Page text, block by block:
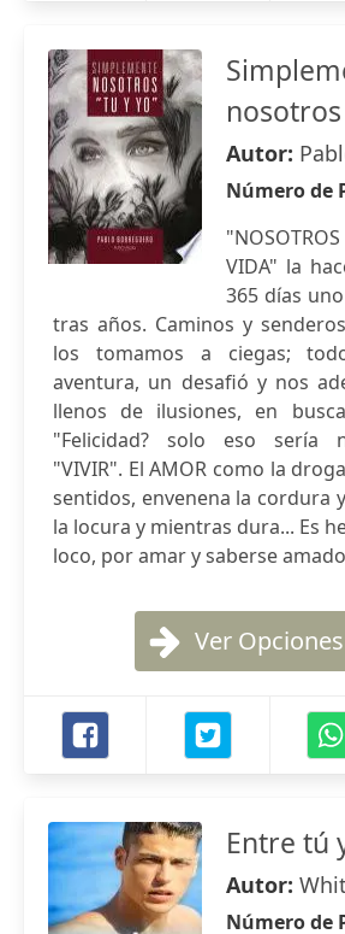
Autor:
Número de
VIDA" la
365 días
tras años. Caminos y
los tomamos a ciegas;
aventura, un desafió y nos
llenos de ilusiones, en
"Felicidad? solo eso sería
"VIVIR". El AMOR como la
sentidos, envenena la cordura
la locura y mientras dura... Es
loco, por amar y saberse
Ver Opciones
Entre tú
Autor:
Número de